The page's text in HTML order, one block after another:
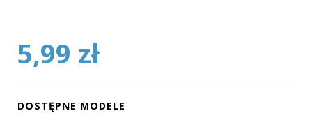
5,99 zł
DOSTĘPNE MODELE